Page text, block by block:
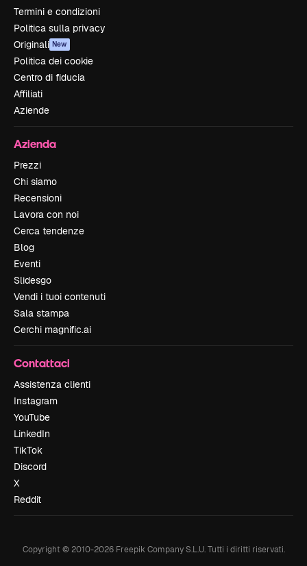
Termini e condizioni
Politica sulla privacy
Originali New
Politica dei cookie
Centro di fiducia
Affiliati
Aziende
Azienda
Prezzi
Chi siamo
Recensioni
Lavora con noi
Cerca tendenze
Blog
Eventi
Slidesgo
Vendi i tuoi contenuti
Sala stampa
Cerchi magnific.ai
Contattaci
Assistenza clienti
Instagram
YouTube
LinkedIn
TikTok
Discord
X
Reddit
Copyright © 2010-2026Freepik Company S.L.U. Tutti i diritti riservati.